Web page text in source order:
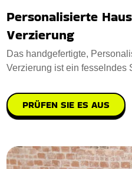
Personalisierte
Verzierung
Das handgefertigte,
Verzierung ist ein fesselndes
PRÜFEN SIE ES AUS